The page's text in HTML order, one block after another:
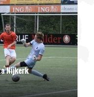
Nijkerk